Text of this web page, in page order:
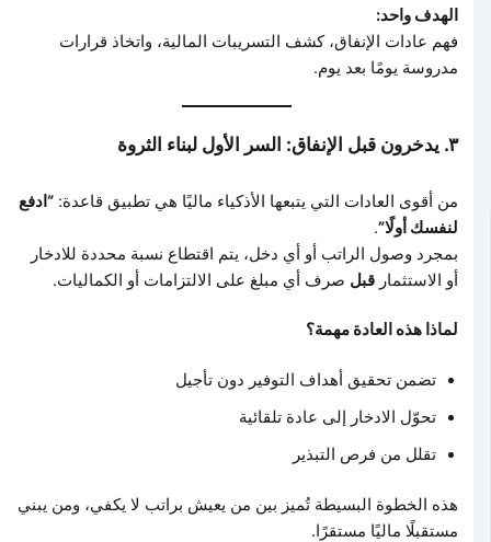
الهدف واحد:
فهم عادات الإنفاق، كشف التسريبات المالية، واتخاذ قرارات
مدروسة يومًا بعد يوم.
٣. يدخرون قبل الإنفاق: السر الأول لبناء الثروة
من أقوى العادات التي يتبعها الأذكياء ماليًا هي تطبيق قاعدة:“ادفع
لنفسك أولًا”.
بمجرد وصول الراتب أو أي دخل، يتم اقتطاع نسبة محددة للادخار
أو الاستثمار قبلصرف أي مبلغ على الالتزامات أو الكماليات.
لماذا هذه العادة مهمة؟
تضمن تحقيق أهداف التوفير دون تأجيل
تحوّل الادخار إلى عادة تلقائية
تقلل من فرص التبذير
هذه الخطوة البسيطة تُميز بين من يعيش براتب لا يكفي، ومن يبني
مستقبلًا ماليًا مستقرًا.